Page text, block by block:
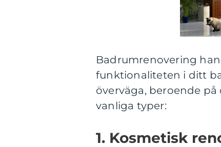
Badrumrenovering
funktionaliteten i ditt
överväga, beroende
vanliga typer:
1. Kosmetisk